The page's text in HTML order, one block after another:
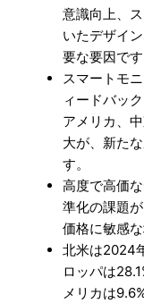
意識向上、
いたデザイ
要な要因です
スマートモ
ィードバッ
アメリカ、
大が、新た
す。
高度で高価
準化の課題
価格に敏感
北米は2024
ロッパは
メリカは